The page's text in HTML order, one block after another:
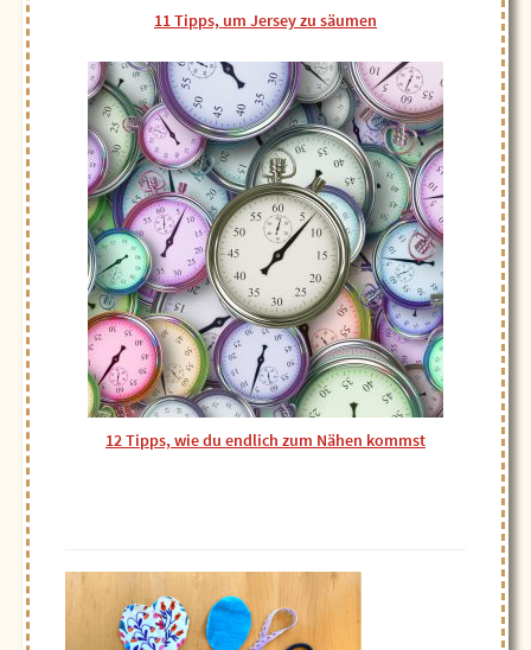
11 Tipps, um Jersey zu säumen
12 Tipps, wie du endlich zum Nähen kommst